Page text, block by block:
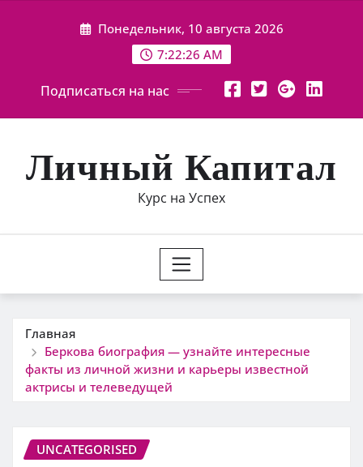
Понедельник, 10 августа 2026
7:22:27 AM
Подписаться на нас
Личный Капитал
Курс на Успех
Главная
Беркова биография — узнайте интересные
факты из личной жизни и карьеры известной
актрисы и телеведущей
UNCATEGORISED